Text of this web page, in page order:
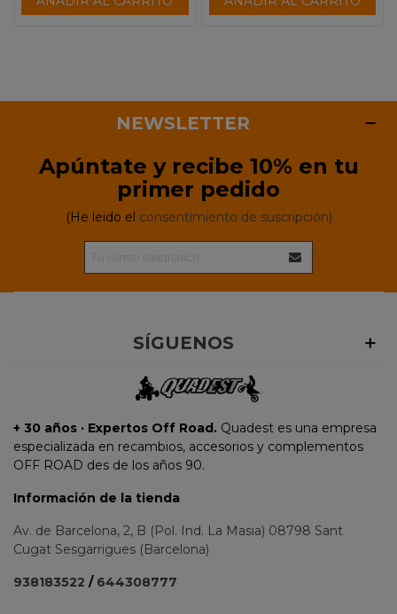
NEWSLETTER
Apúntate y recibe 10% en tu
primer pedido
(He leido el consentimiento de suscripción)
SÍGUENOS
+ 30 años · Expertos Off Road. Quadest es una empresa
especializada en recambios, accesorios y complementos
OFF ROAD des de los años 90.
Información de la tienda
Av. de Barcelona, 2, B (Pol. Ind. La Masia) 08798 Sant
Cugat Sesgarrigues (Barcelona)
938183522 / 644308777